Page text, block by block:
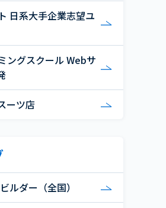
日系大手企業志望ユ
ングスクール Webサ
ーツ店
ルダー（全国）